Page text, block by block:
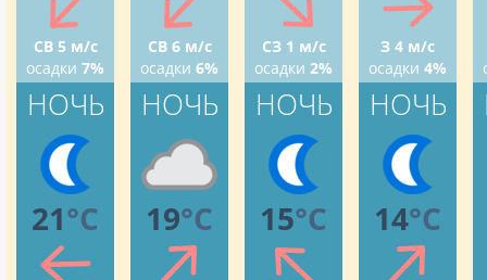
СВ 5 м/с
осадки 7%
НОЧЬ
21°C
СВ 6 м/с
осадки 6%
НОЧЬ
19°C
СЗ 1 м/с
осадки 2%
НОЧЬ
15°C
З 4 м/с
осадки 4%
НОЧЬ
14°C